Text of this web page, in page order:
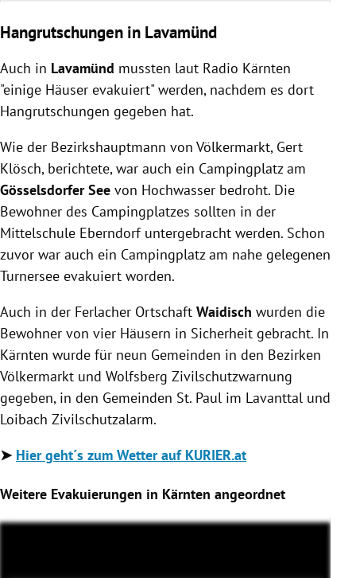
Hangrutschungen in Lavamünd
Auch in Lavamünd mussten laut Radio Kärnten
"einige Häuser evakuiert" werden, nachdem es dort
Hangrutschungen gegeben hat.
Wie der Bezirkshauptmann von Völkermarkt, Gert
Klösch, berichtete, war auch ein Campingplatz am
Gösselsdorfer See von Hochwasser bedroht. Die
Bewohner des Campingplatzes sollten in der
Mittelschule Eberndorf untergebracht werden. Schon
zuvor war auch ein Campingplatz am nahe gelegenen
Turnersee evakuiert worden.
Auch in der Ferlacher Ortschaft Waidisch wurden die
Bewohner von vier Häusern in Sicherheit gebracht. In
Kärnten wurde für neun Gemeinden in den Bezirken
Völkermarkt und Wolfsberg Zivilschutzwarnung
gegeben, in den Gemeinden St. Paul im Lavanttal und
Loibach Zivilschutzalarm.
➤ Hier geht´s zum Wetter auf KURIER.at
Weitere Evakuierungen in Kärnten angeordnet